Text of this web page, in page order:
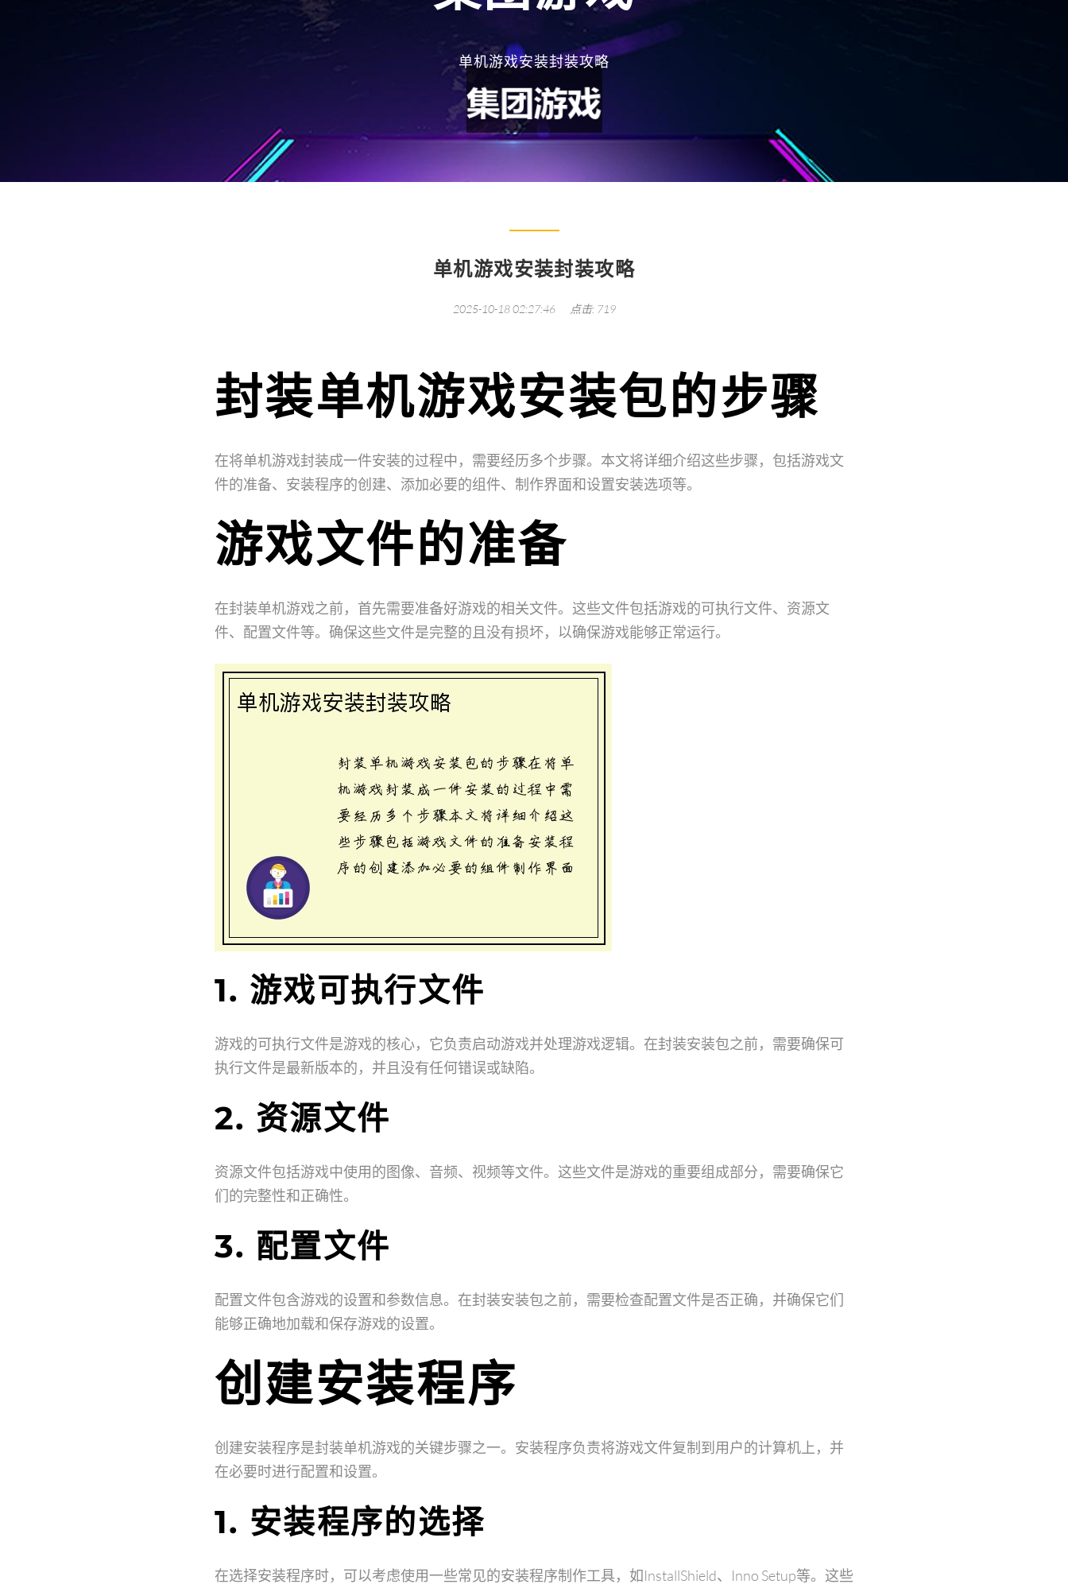
单机游戏安装封装攻略
单机游戏安装封装攻略
2025-10-18 02:27:46 点击: 719
封装单机游戏安装包的步骤
在将单机游戏封装成一件安装的过程中，需要经历多个步骤。本文将详细介绍这些步骤，包括游戏文
件的准备、安装程序的创建、添加必要的组件、制作界面和设置安装选项等。
游戏文件的准备
在封装单机游戏之前，首先需要准备好游戏的相关文件。这些文件包括游戏的可执行文件、资源文
件、配置文件等。确保这些文件是完整的且没有损坏，以确保游戏能够正常运行。
1. 游戏可执行文件
游戏的可执行文件是游戏的核心，它负责启动游戏并处理游戏逻辑。在封装安装包之前，需要确保可
执行文件是最新版本的，并且没有任何错误或缺陷。
2. 资源文件
资源文件包括游戏中使用的图像、音频、视频等文件。这些文件是游戏的重要组成部分，需要确保它
们的完整性和正确性。
3. 配置文件
配置文件包含游戏的设置和参数信息。在封装安装包之前，需要检查配置文件是否正确，并确保它们
能够正确地加载和保存游戏的设置。
创建安装程序
创建安装程序是封装单机游戏的关键步骤之一。安装程序负责将游戏文件复制到用户的计算机上，并
在必要时进行配置和设置。
1. 安装程序的选择
在选择安装程序时，可以考虑使用一些常见的安装程序制作工具，如InstallShield、Inno Setup等。这些